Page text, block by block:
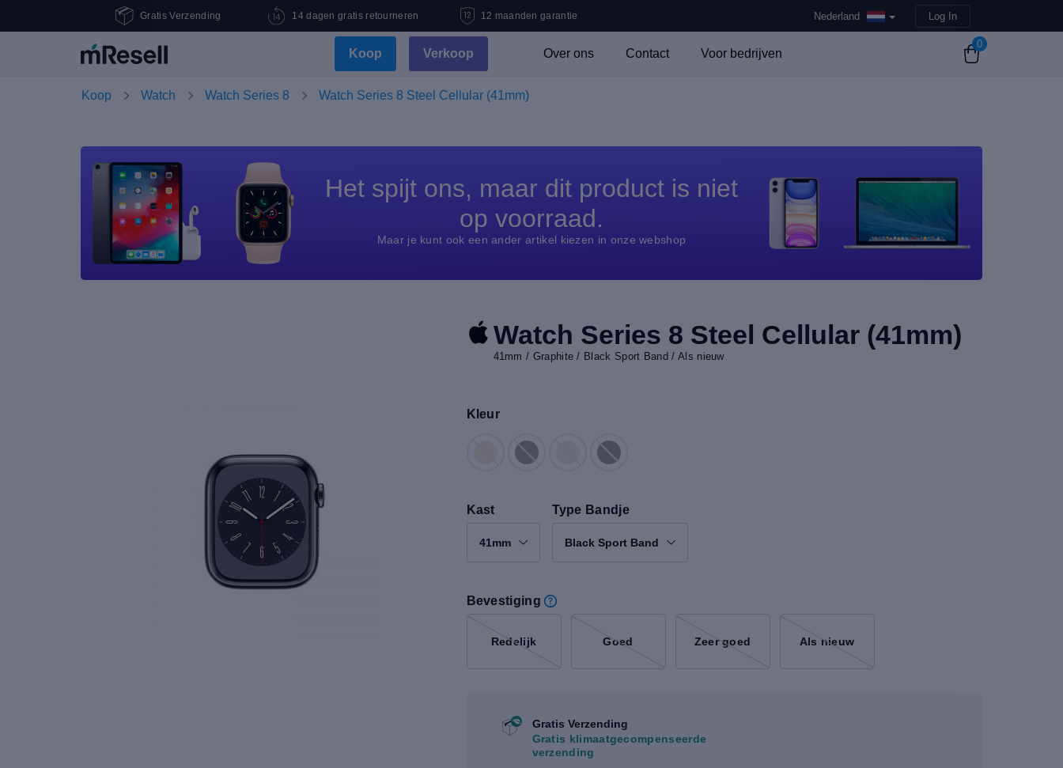
Gratis Verzending 14 dagen gratis retourneren 12 maanden garantie Nederland Log In
Koop Verkoop Over ons Contact Voor bedrijven
0
Koop Watch Watch Series 8 Watch Series 8 Steel Cellular (41mm)
Het spijt ons, maar dit product is niet
op voorraad.
Maar je kunt ook een ander artikel kiezen in onze webshop
Watch Series 8 Steel Cellular (41mm)
41mm / Graphite / Black Sport Band / Als nieuw
Kleur
Kast
41mm
Type Bandje
Black Sport Band
Bevestiging
Redelijk Goed Zeer goed Als nieuw
Gratis Verzending
Gratis klimaatgecompenseerde
verzending